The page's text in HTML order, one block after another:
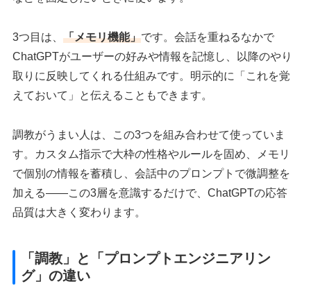
3つ目は、「メモリ機能」です。会話を重ねるなかで
ChatGPTがユーザーの好みや情報を記憶し、以降のやり
取りに反映してくれる仕組みです。明示的に「これを覚
えておいて」と伝えることもできます。
調教がうまい人は、この3つを組み合わせて使っていま
す。カスタム指示で大枠の性格やルールを固め、メモリ
で個別の情報を蓄積し、会話中のプロンプトで微調整を
加える——この3層を意識するだけで、ChatGPTの応答
品質は大きく変わります。
「調教」と「プロンプトエンジニアリン
グ」の違い